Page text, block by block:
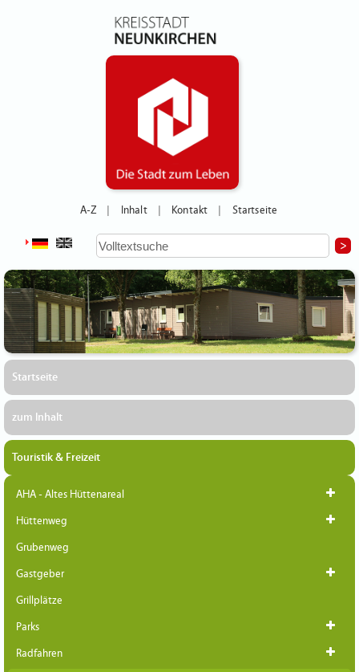
A-Z Inhalt Kontakt Startseite
Startseite
zum Inhalt
Touristik & Freizeit
AHA - Altes Hüttenareal
Hüttenweg
Grubenweg
Gastgeber
Grillplätze
Parks
Radfahren